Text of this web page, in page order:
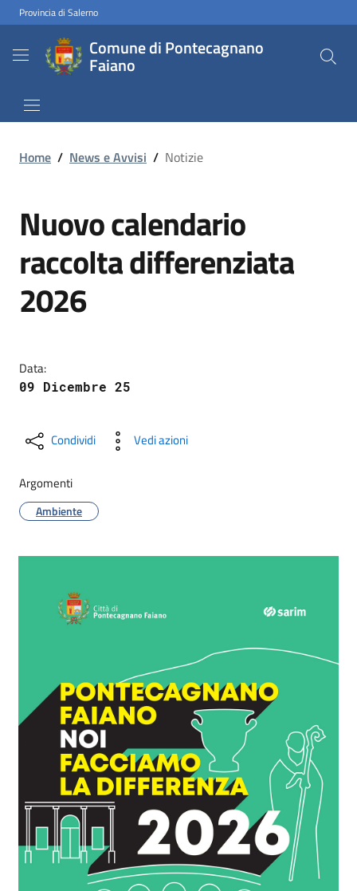
Provincia di Salerno
Comune di Pontecagnano
Faiano
Home / News e Avvisi / Notizie
Nuovo calendario
raccolta differenziata
2026
Data:
09 Dicembre 25
Condividi Vedi azioni
Argomenti
Ambiente